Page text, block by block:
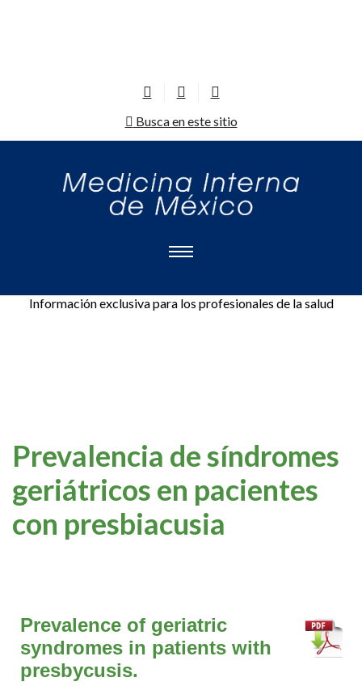
Busca en este sitio
Información exclusiva para los profesionales de la salud
Prevalencia de síndromes
geriátricos en pacientes
con presbiacusia
Prevalence of geriatric
syndromes in patients with
presbycusis.